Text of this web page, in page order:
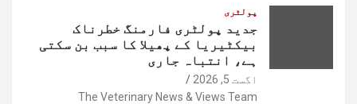
پولٹری
جدید پولٹری فارمنگ خطرناک
بیکٹیریا کے پھیلا کا سبب بن سکتی
ہے، انتباہ جاری
اگست 5, 2026
The Veterinary News & Views Team